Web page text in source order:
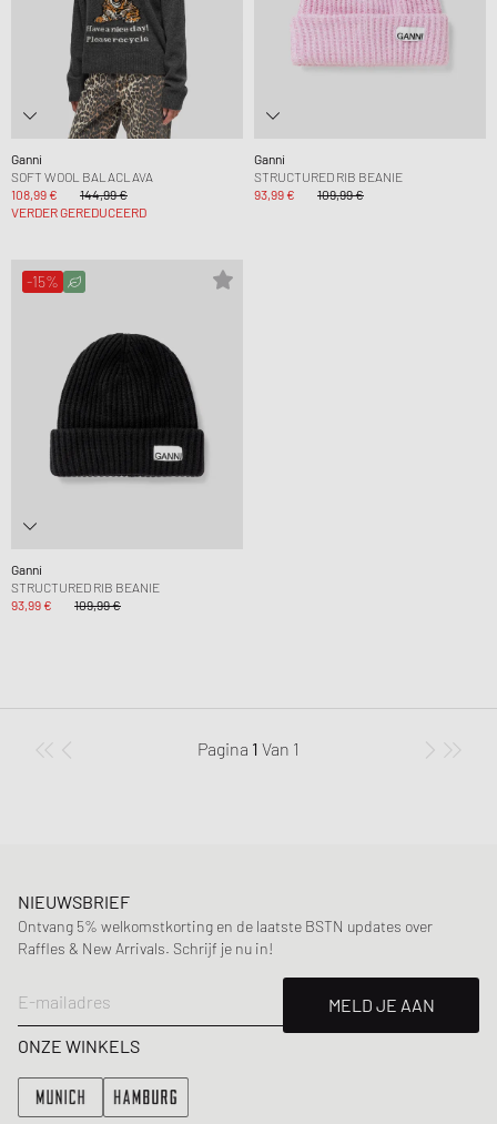
Ganni
SOFT WOOL BALACLAVA
108,99 €
144,99 €
VERDER GEREDUCEERD
Ganni
STRUCTURED RIB BEANIE
93,99 €
109,99 €
-15%
Ganni
STRUCTURED RIB BEANIE
93,99 €
109,99 €
Pagina 1 Van 1
NIEUWSBRIEF
Ontvang 5% welkomstkorting en de laatste BSTN updates over
Raffles & New Arrivals. Schrijf je nu in!
E-mailadres
MELD JE AAN
ONZE WINKELS